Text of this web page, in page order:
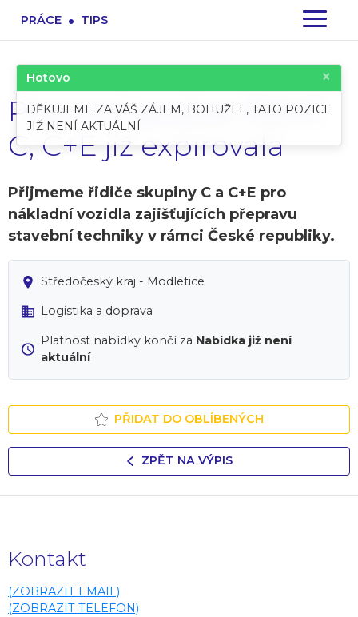
PRÁCE . TIPS
Pracovní pozice: ŘIDIČ
C, C+E již expirovala
Přijmeme řidiče skupiny C a C+E pro
nákladní vozidla zajišťujících přepravu
stavební techniky v rámci České republiky.
Středočeský kraj - Modletice
Logistika a doprava
Platnost nabídky končí za Nabídka již není
aktuální
PŘIDAT DO OBLÍBENÝCH
ZPĚT NA VÝPIS
Kontakt
(ZOBRAZIT EMAIL)
(ZOBRAZIT TELEFON)
Hotovo ×
DĚKUJEME ZA VÁŠ ZÁJEM, BOHUŽEL, TATO POZICE
JIŽ NENÍ AKTUÁLNÍ